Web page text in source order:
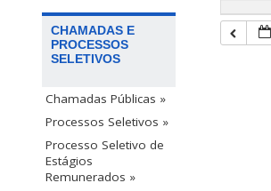
CHAMADAS E
PROCESSOS
SELETIVOS
Chamadas Públicas »
Processos Seletivos »
Processo Seletivo de
Estágios
Remunerados »